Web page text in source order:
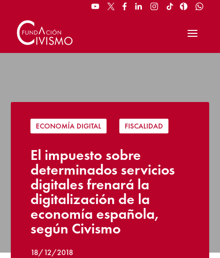
ECONOMÍA DIGITAL FISCALIDAD
El impuesto sobre
determinados servicios
digitales frenará la
digitalización de la
economía española,
según Civismo
18/12/2018